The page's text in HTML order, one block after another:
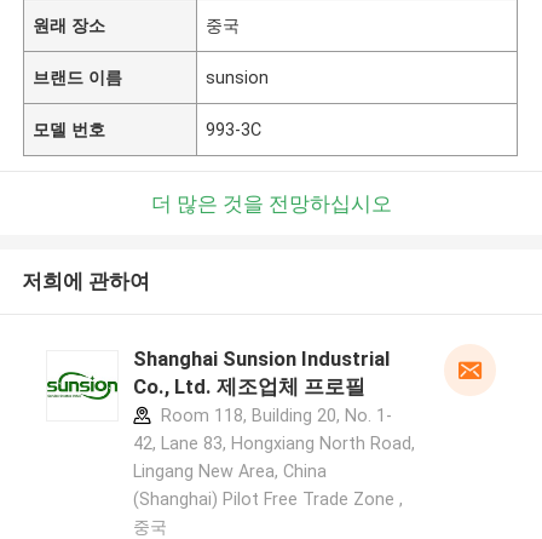
원래 장소 중국
브랜드 이름 sunsion
모델 번호 993-3C
더 많은 것을 전망하십시오
저희에 관하여
Shanghai Sunsion Industrial
Co., Ltd. 제조업체 프로필
Room 118, Building 20, No. 1-
42, Lane 83, Hongxiang North Road,
Lingang New Area, China
(Shanghai) Pilot Free Trade Zone ,
중국